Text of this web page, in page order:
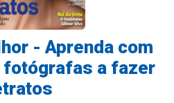
- Aprenda com
fotógrafas a fazer